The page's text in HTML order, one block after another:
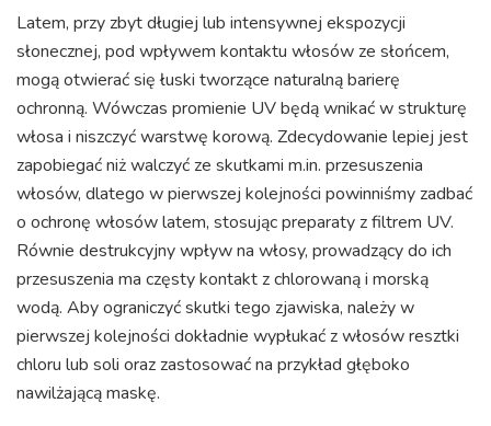
Latem, przy zbyt długiej lub intensywnej ekspozycji
słonecznej, pod wpływem kontaktu włosów ze słońcem,
mogą otwierać się łuski tworzące naturalną barierę
ochronną. Wówczas promienie UV będą wnikać w strukturę
włosa i niszczyć warstwę korową. Zdecydowanie lepiej jest
zapobiegać niż walczyć ze skutkami m.in. przesuszenia
włosów, dlatego w pierwszej kolejności powinniśmy zadbać
o ochronę włosów latem, stosując preparaty z filtrem UV.
Równie destrukcyjny wpływ na włosy, prowadzący do ich
przesuszenia ma częsty kontakt z chlorowaną i morską
wodą. Aby ograniczyć skutki tego zjawiska, należy w
pierwszej kolejności dokładnie wypłukać z włosów resztki
chloru lub soli oraz zastosować na przykład głęboko
nawilżającą maskę.